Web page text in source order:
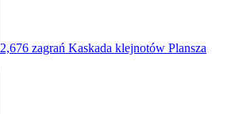
2,676 zagrań Kaskada klejnotów Plansza